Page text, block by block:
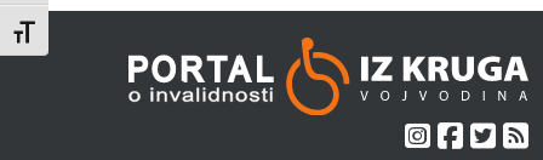
Toggle Font size